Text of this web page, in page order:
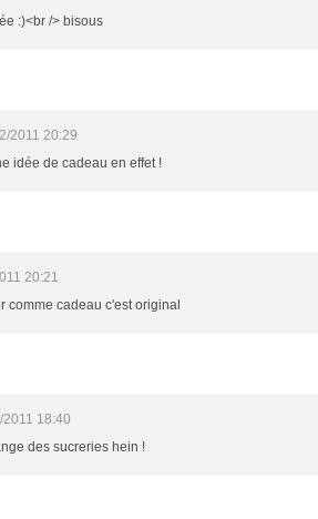
:)<br /> bisous
2011 20:29
idée de cadeau en effet !
20:21
comme cadeau c'est original
2011 18:40
des sucreries hein !